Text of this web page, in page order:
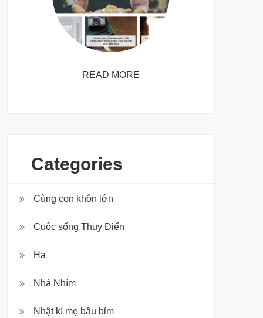
READ MORE
Categories
Cùng con khôn lớn
Cuộc sống Thuỵ Điển
Hạ
Nhà Nhím
Nhật kí mẹ bầu bỉm